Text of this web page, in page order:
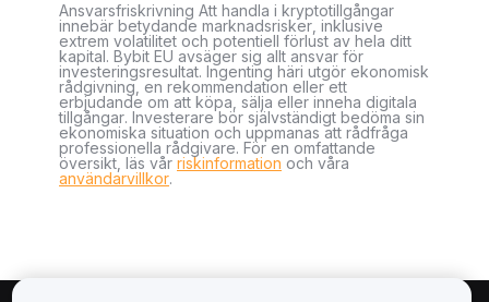
Ansvarsfriskrivning Att handla i kryptotillgångar
innebär betydande marknadsrisker, inklusive
extrem volatilitet och potentiell förlust av hela ditt
kapital. Bybit EU avsäger sig allt ansvar för
investeringsresultat. Ingenting häri utgör ekonomisk
rådgivning, en rekommendation eller ett
erbjudande om att köpa, sälja eller inneha digitala
tillgångar. Investerare bör självständigt bedöma sin
ekonomiska situation och uppmanas att rådfråga
professionella rådgivare. För en omfattande
översikt, läs vår riskinformation och våra
användarvillkor.